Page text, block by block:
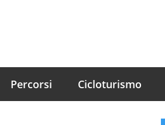
Percorsi Cicloturismo